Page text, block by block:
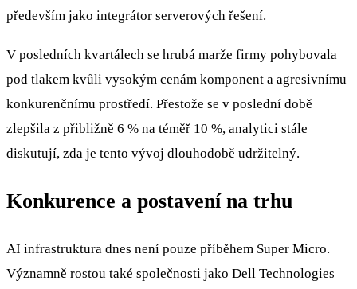
především jako integrátor serverových řešení.
V posledních kvartálech se hrubá marže firmy pohybovala
pod tlakem kvůli vysokým cenám komponent a agresivnímu
konkurenčnímu prostředí. Přestože se v poslední době
zlepšila z přibližně 6 % na téměř 10 %, analytici stále
diskutují, zda je tento vývoj dlouhodobě udržitelný.
Konkurence a postavení na trhu
AI infrastruktura dnes není pouze příběhem Super Micro.
Významně rostou také společnosti jako Dell Technologies